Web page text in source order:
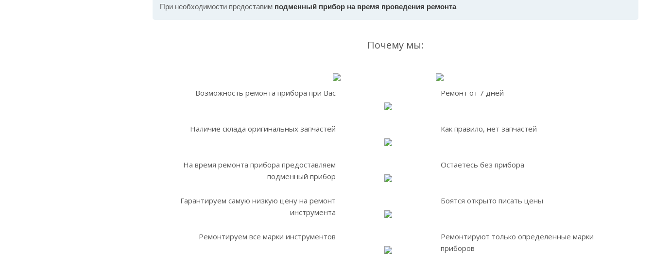
При необходимости предоставим подменный прибор на время проведения ремонта
Почему мы:
Возможность ремонта прибора при Вас
Наличие склада оригинальных запчастей
На время ремонта прибора предоставляем
подменный прибор
Гарантируем самую низкую цену на ремонт
инструмента
Ремонтируем все марки инструментов
Ремонт от 7 дней
Как правило, нет запчастей
Остаетесь без прибора
Боятся открыто писать цены
Ремонтируют только определенные марки
приборов